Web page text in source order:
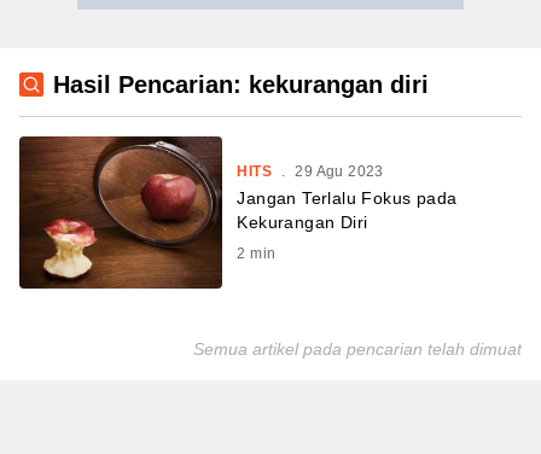
Hasil Pencarian: kekurangan diri
HITS . 29 Agu 2023
Jangan Terlalu Fokus pada
Kekurangan Diri
2 min
Semua artikel pada pencarian telah dimuat